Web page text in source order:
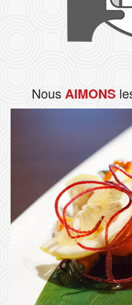
NousAIMONS